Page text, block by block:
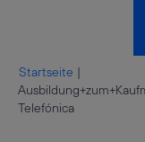
Startseite |
Telefónica(aktuelle